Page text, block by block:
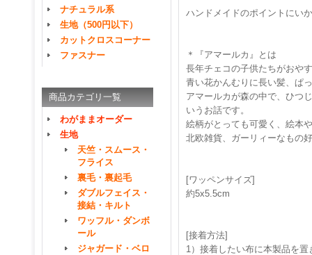
ナチュラル系
生地（500円以下）
カットクロスコーナー
ファスナー
商品カテゴリ一覧
わがままオーダー
生地
天竺・スムース・
フライス
裏毛・裏起毛
ダブルフェイス・
接結・キルト
ワッフル・ダンボ
ール
ジャガード・ベロ
ハンドメイドのポイントにい
＊『アマールカ』とは
長年チェコの子供たちがおや
青い花かんむりに長い髪、ぱ
アマールカが森の中で、ひつ
いうお話です。
絵柄がとっても可愛く、絵本
北欧雑貨、ガーリィーなもの
[ワッペンサイズ]
約5x5.5cm
[接着方法]
1）接着したい布に本製品を